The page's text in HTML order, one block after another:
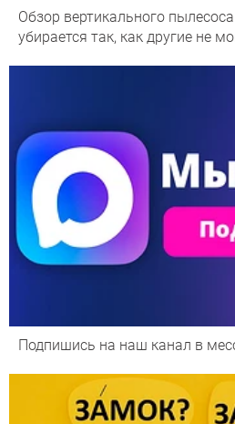
Обзор вертикального пылесоса
убирается так, как другие не
Подпишись на наш канал в